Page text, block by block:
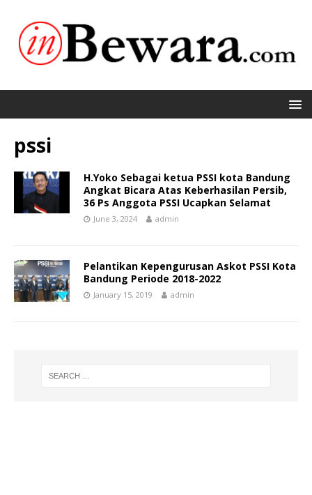
pssi
H.Yoko Sebagai ketua PSSI kota Bandung
Angkat Bicara Atas Keberhasilan Persib,
36 Ps Anggota PSSI Ucapkan Selamat
June 3, 2024 admin
Pelantikan Kepengurusan Askot PSSI Kota
Bandung Periode 2018-2022
January 15, 2019 admin